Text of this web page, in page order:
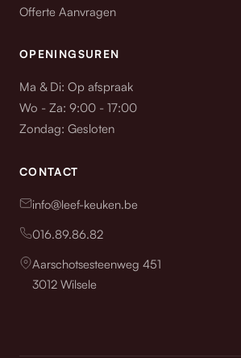
Offerte Aanvragen
OPENINGSUREN
Ma & Di: Op afspraak
Wo - Za: 9:00 - 17:00
Zondag: Gesloten
CONTACT
info@leef-keuken.be
016.89.86.82
Aarschotsesteenweg 451
3012 Wilsele